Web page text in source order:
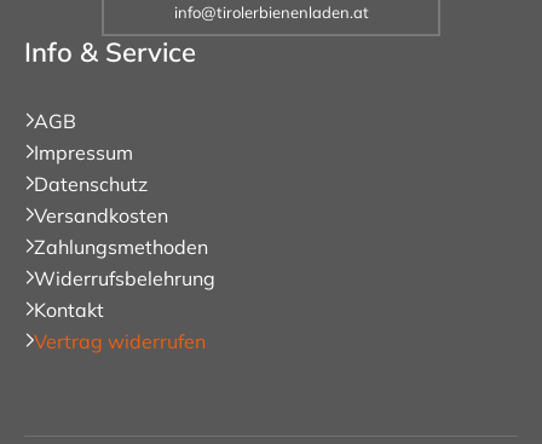
info@tirolerbienenladen.at
Info & Service
AGB
Impressum
Datenschutz
Versandkosten
Zahlungsmethoden
Widerrufsbelehrung
Kontakt
Vertrag widerrufen